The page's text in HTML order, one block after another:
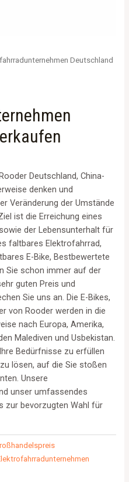
Deutschland
Deutschland, China-
denken und
Veränderung der Umstände
ist die Erreichung eines
der Lebensunterhalt für
faltbares Elektrofahrrad,
E-Bike, Bestbewertete
Sie schon immer auf der
guten Preis und
Sie uns an. Die E-Bikes,
von Rooder werden in die
nach Europa, Amerika,
Malediven und Usbekistan.
Bedürfnisse zu erfüllen
lösen, auf die Sie stoßen
Unsere
unser umfassendes
zur bevorzugten Wahl für